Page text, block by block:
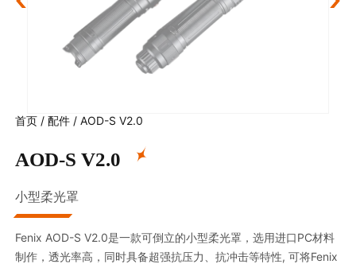
首页 /配件 /AOD-S V2.0
AOD-S V2.0
小型柔光罩
Fenix AOD-S V2.0是一款可倒立的小型柔光罩，选用进口PC材料
制作，透光率高，同时具备超强抗压力、抗冲击等特性, 可将Fenix